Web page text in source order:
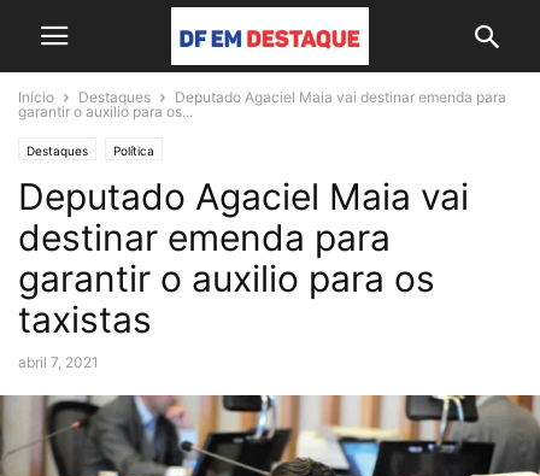
Início Destaques
Deputado Agaciel Maia vai destinar emenda para
garantir o auxilio para os...
Destaques Política
Deputado Agaciel Maia vai
destinar emenda para
garantir o auxilio para os
taxistas
abril 7, 2021